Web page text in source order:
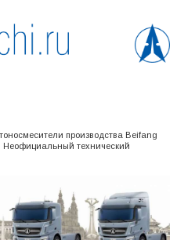
производства Beifang
Неофициальный технический